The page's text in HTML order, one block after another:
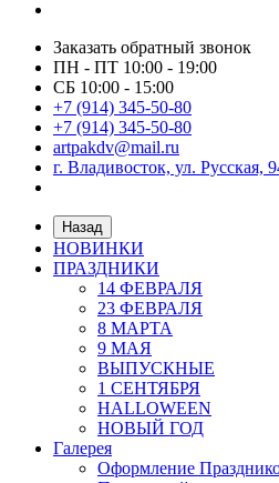
Заказать обратный звонок
ПН - ПТ 10:00 - 19:00
СБ 10:00 - 15:00
+7 (914) 345-50-80
+7 (914) 345-50-80
artpakdv@mail.ru
г. Владивосток, ул. Русская,
Назад
НОВИНКИ
ПРАЗДНИКИ
14 ФЕВРАЛЯ
23 ФЕВРАЛЯ
8 МАРТА
9 МАЯ
ВЫПУСКНЫЕ
1 СЕНТЯБРЯ
HALLOWEEN
НОВЫЙ ГОД
Галерея
Оформление